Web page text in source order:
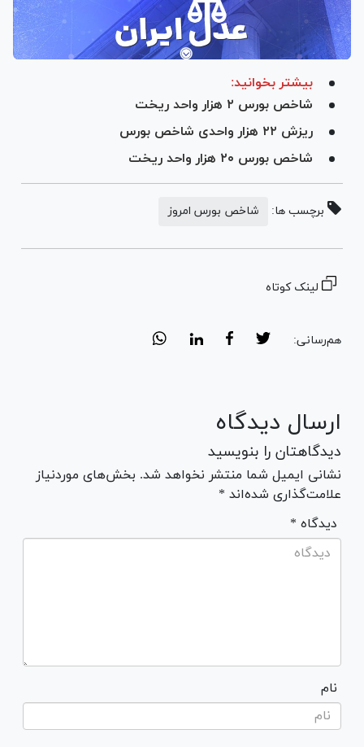
بیشتر بخوانید:
شاخص بورس ۲ هزار واحد ریخت
ریزش ۲۲ هزار واحدی شاخص بورس
شاخص بورس ۲۰ هزار واحد ریخت
برچسب ها: شاخص بورس امروز
لینک کوتاه
هم‌رسانی:
ارسال دیدگاه
دیدگاهتان را بنویسید
نشانی ایمیل شما منتشر نخواهد شد. بخش‌های موردنیاز
علامت‌گذاری شده‌اند *
* دیدگاه
نام